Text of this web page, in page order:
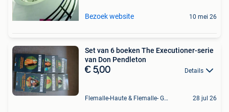
Bezoek website 10 mei 26
Set van 6 boeken The Executioner-serie
van Don Pendleton
€ 5,00 Details
Flemalle-Haute & Flemalle- Grande & Partie Awirs 28 jul 26